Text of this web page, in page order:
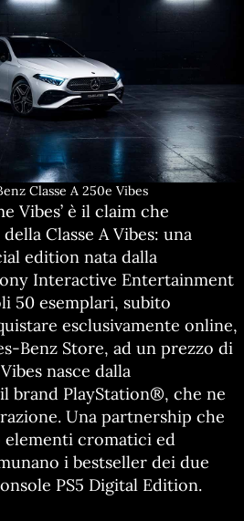
Classe A 250e Vibes
Vibes’ è il claim che
Classe A Vibes: una
edition nata dalla
Interactive Entertainment
50 esemplari, subito
esclusivamente online,
Benz Store, ad un prezzo di
nasce dalla
brand PlayStation®, che ne
Una partnership che
elementi cromatici ed
i bestseller dei due
PS5 Digital Edition.